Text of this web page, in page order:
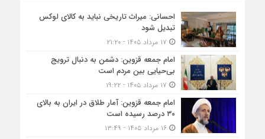
احسانی: میراث تاریخی نباید به کالای لوکس
تبدیل شود
امام جمعه قزوین: دشمن به دنبال ترویج
بی‌حیایی بین مردم است
امام جمعه قزوین: آمار طلاق در ایران به بالای
۳۰ درصد رسیده است
۱۶ مرداد ۱۴۰۵ - ۱۳:۴۹